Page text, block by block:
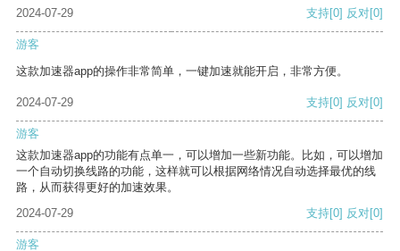
2024-07-29
支持[0] 反对[0]
游客
这款加速器app的操作非常简单，一键加速就能开启，非常方便。
2024-07-29 支持[0] 反对[0]
游客
这款加速器app的功能有点单一，可以增加一些新功能。比如，可以增加
一个自动切换线路的功能，这样就可以根据网络情况自动选择最优的线
路，从而获得更好的加速效果。
2024-07-29
支持[0] 反对[0]
游客